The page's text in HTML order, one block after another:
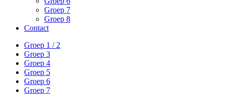
Groep 7
Groep 8
Contact
Groep 1 / 2
Groep 3
Groep 4
Groep 5
Groep 6
Groep 7